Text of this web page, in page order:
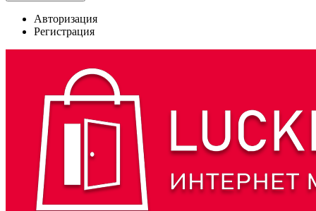
Авторизация
Регистрация